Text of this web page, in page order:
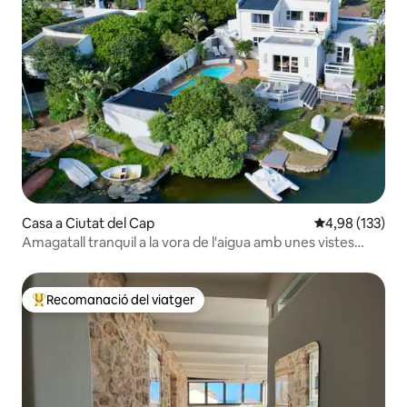
Casa a Ciutat del Cap 4,98 de
4,98 (133)
Amagatall tranquil a la vora de l'aigua amb unes vistes
Principals recomanacions dels viatgers
Recomanació del viatger